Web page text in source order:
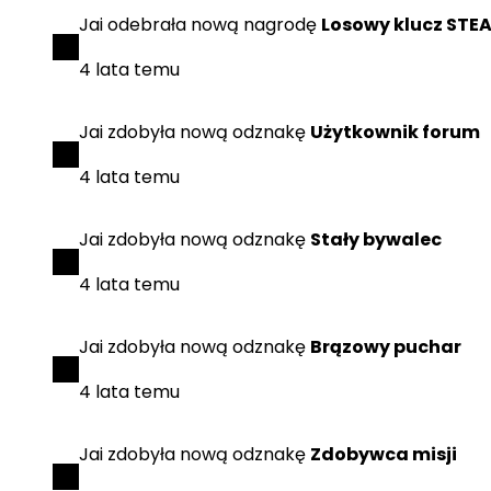
Jaiodebrała nową nagrodę Losowy klucz
4 lata temu
Jai zdobyła nową odznakę Użytkownik forum
4 lata temu
Jai zdobyła nową odznakę Stały bywalec
4 lata temu
Jai zdobyła nową odznakę Brązowy puchar
4 lata temu
Jai zdobyła nową odznakę Zdobywca misji